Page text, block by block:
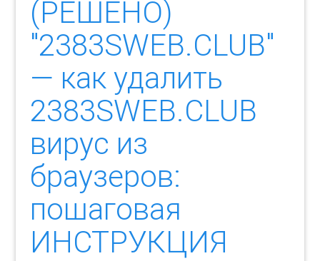
(РЕШЕНО)
"2383SWEB.CLUB"
— как удалить
2383SWEB.CLUB
вирус из
браузеров:
пошаговая
ИНСТРУКЦИЯ